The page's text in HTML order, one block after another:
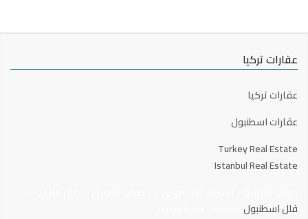
عقارات تركيا
عقارات تركيا
عقارات اسطنبول
Turkey Real Estate
Istanbul Real Estate
فلل اسطنبول